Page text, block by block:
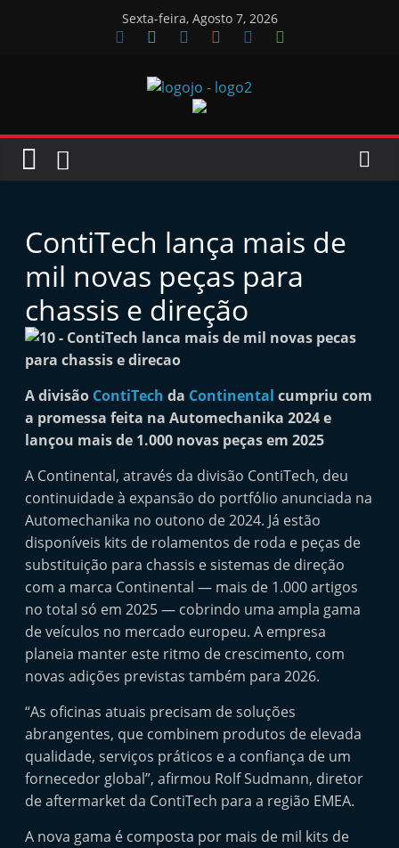
Sexta-feira, Agosto 7, 2026
Jornal
Oficinas
o
r
n
a
i
n
e
p
e
n
d
e
n
t
e
d
o
A
e
ContiTech lança mais de
mil novas peças para
chassis e direção
A divisão ContiTech da Continental cumpriu com
a promessa feita na Automechanika 2024 e
lançou mais de 1.000 novas peças em 2025
A Continental, através da divisão ContiTech, deu
continuidade à expansão do portfólio anunciada na
Automechanika no outono de 2024. Já estão
disponíveis kits de rolamentos de roda e peças de
substituição para chassis e sistemas de direção
com a marca Continental — mais de 1.000 artigos
no total só em 2025 — cobrindo uma ampla gama
de veículos no mercado europeu. A empresa
planeia manter este ritmo de crescimento, com
novas adições previstas também para 2026.
“As oficinas atuais precisam de soluções
abrangentes, que combinem produtos de elevada
qualidade, serviços práticos e a confiança de um
fornecedor global”, afirmou Rolf Sudmann, diretor
de aftermarket da ContiTech para a região EMEA.
A nova gama é composta por mais de mil kits de